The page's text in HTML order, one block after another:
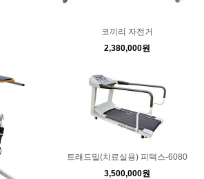
코끼리 자전거
2,380,000원
트래드밀(치료실용) 피텍스-6080
3,500,000원